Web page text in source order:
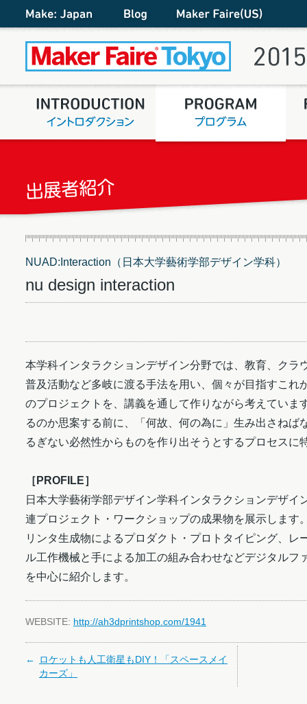
NUAD:Interaction（日本大学藝術学部デザイン学科）
nu design interaction
本学科インタラクションデザイン分野では、教育、クラ
普及活動など多岐に渡る手法を用い、個々が目指すこれ
のプロジェクトを、講義を通して作りながら考えていま
るのか思案する前に、「何故、何の為に」生み出さねば
るぎない必然性からものを作り出そうとするプロセスに
［PROFILE］
日本大学藝術学部デザイン学科インタラクションデザイ
連プロジェクト・ワークショップの成果物を展示します
リンタ生成物によるプロダクト・プロトタイピング、レ
ル工作機械と手による加工の組み合わせなどデジタルフ
を中心に紹介します。
WEBSITE: http://ah3dprintshop.com/1941
ロケットも人工衛星もDIY！「スペースメイ
カーズ」